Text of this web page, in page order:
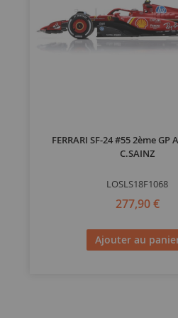
FERRARI SF-24 #55 2ème GP
C.SAINZ
LOSLS18F1068
277,90 €
Ajouter au